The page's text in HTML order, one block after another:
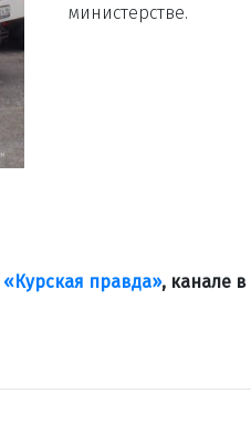
министерстве.
«Курская правда», канале в